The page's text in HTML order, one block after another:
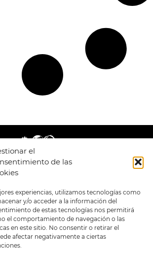
el
de las
experiencias, utilizamos tecnologías como
y/o acceder a la información del
de estas tecnologías nos permitirá
el comportamiento de navegación o las
en este sitio. No consentir o retirar el
afectar negativamente a ciertas
ENLACES
TIENDA
ESTILOS
FORMATOS
PREVENTAS
OFERTAS
MERCHANDISING